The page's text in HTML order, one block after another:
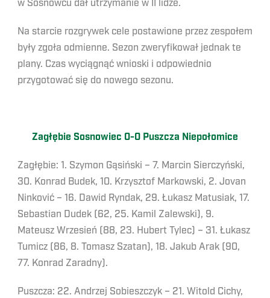
w Sosnowcu dał utrzymanie w II lidze.
Na starcie rozgrywek cele postawione przez zespołem
były zgoła odmienne. Sezon zweryfikował jednak te
plany. Czas wyciągnąć wnioski i odpowiednio
przygotować się do nowego sezonu.
Zagłębie Sosnowiec 0-0 Puszcza Niepołomice
Zagłębie: 1. Szymon Gąsiński – 7. Marcin Sierczyński,
30. Konrad Budek, 10. Krzysztof Markowski, 2. Jovan
Ninković – 16. Dawid Ryndak, 29. Łukasz Matusiak, 17.
Sebastian Dudek (62, 25. Kamil Zalewski), 9.
Mateusz Wrzesień (88, 23. Hubert Tylec) – 31. Łukasz
Tumicz (86, 8. Tomasz Szatan), 18. Jakub Arak (90,
77. Konrad Zaradny).
Puszcza: 22. Andrzej Sobieszczyk – 21. Witold Cichy,